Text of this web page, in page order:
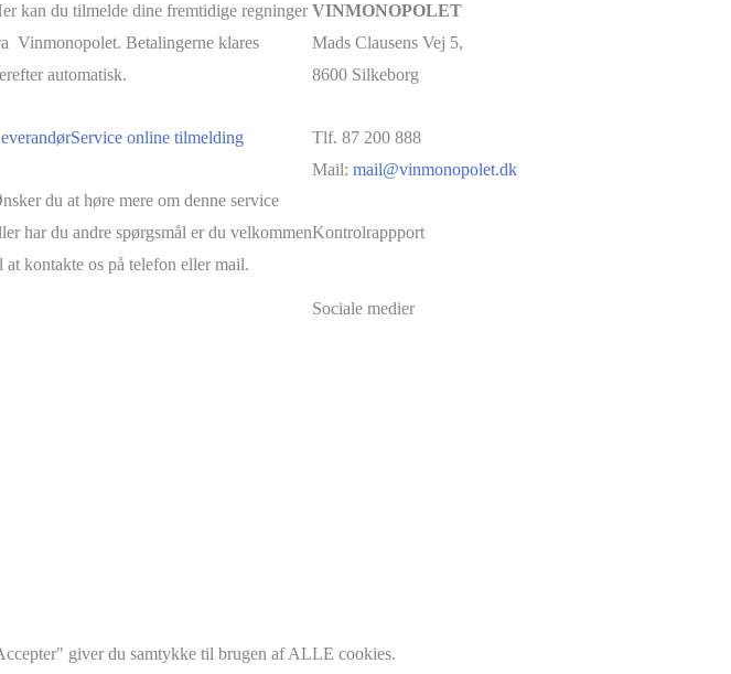
kan du tilmelde dine fremtidige regninger
Vinmonopolet. Betalingerne klares
automatisk.
online tilmelding
du at høre mere om denne service
har du andre spørgsmål er du velkommen
at kontakte os på telefon eller mail.
VINMONOPOLET
Mads Clausens Vej 5,
8600 Silkeborg
Tlf. 87 200 888
Mail:mail@vinmonopolet.dk
Kontrolrappport
Sociale medier
giver du samtykke til brugen af ALLE cookies.